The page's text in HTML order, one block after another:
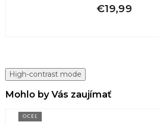
€19,99
High-contrast mode
Mohlo by Vás zaujímať
OCEĽ